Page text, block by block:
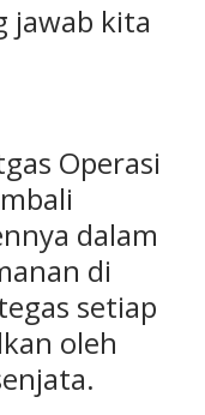
jawab kita
Operasi
dalam
di
setiap
oleh